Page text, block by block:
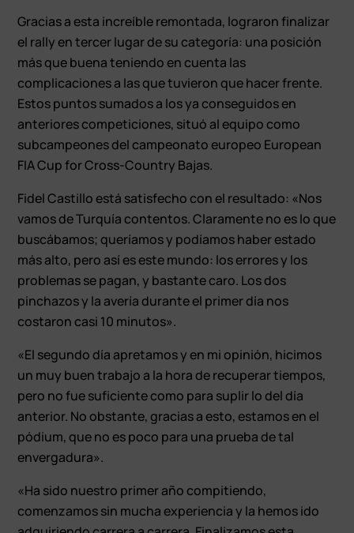
Gracias a esta increíble remontada, lograron finalizar
el rally en tercer lugar de su categoría: una posición
más que buena teniendo en cuenta las
complicaciones a las que tuvieron que hacer frente.
Estos puntos sumados a los ya conseguidos en
anteriores competiciones, situó al equipo como
subcampeones del campeonato europeo European
FIA Cup for Cross-Country Bajas.
Fidel Castillo está satisfecho con el resultado: «Nos
vamos de Turquía contentos. Claramente no es lo que
buscábamos; queríamos y podíamos haber estado
más alto, pero así es este mundo: los errores y los
problemas se pagan, y bastante caro. Los dos
pinchazos y la avería durante el primer día nos
costaron casi 10 minutos».
«El segundo día apretamos y en mi opinión, hicimos
un muy buen trabajo a la hora de recuperar tiempos,
pero no fue suficiente como para suplir lo del día
anterior. No obstante, gracias a esto, estamos en el
pódium, que no es poco para una prueba de tal
envergadura».
«Ha sido nuestro primer año compitiendo,
comenzamos sin mucha experiencia y la hemos ido